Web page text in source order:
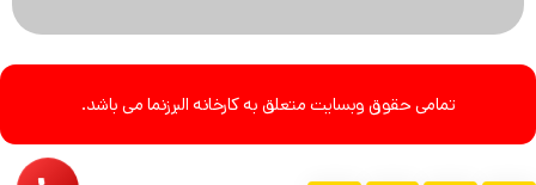
تمامی حقوق وبسایت متعلق به کارخانه البرزنما می باشد.